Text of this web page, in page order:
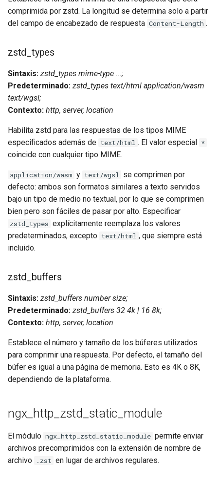
memcached
murmurhash2
mysql
nettle
newrelic
nsq
ntlm
openidc
perf
prettycjson
pubsub
qless-web
qless
rack
radixtree
comprimida por zstd. La longitud se determina solo a partir
del campo de encabezado de respuesta Content-Length .
zstd_types
Sintaxis: zstd_types mime-type ...;
Predeterminado: zstd_types text/html application/wasm
text/wgsl;
Contexto: http, server, location
Habilita zstd para las respuestas de los tipos MIME
especificados además de text/html . El valor especial *
coincide con cualquier tipo MIME.
application/wasm y text/wgsl se comprimen por
defecto: ambos son formatos similares a texto servidos
bajo un tipo de medio no textual, por lo que se comprimen
bien pero son fáciles de pasar por alto. Especificar
zstd_types explícitamente reemplaza los valores
predeterminados, excepto text/html , que siempre está
incluido.
zstd_buffers
Sintaxis: zstd_buffers number size;
Predeterminado: zstd_buffers 32 4k | 16 8k;
Contexto: http, server, location
Establece el número y tamaño de los búferes utilizados
para comprimir una respuesta. Por defecto, el tamaño del
búfer es igual a una página de memoria. Esto es 4K o 8K,
dependiendo de la plataforma.
ngx_http_zstd_static_module
El módulo ngx_http_zstd_static_module permite enviar
archivos precomprimidos con la extensión de nombre de
archivo
.zst en lugar de archivos regulares.